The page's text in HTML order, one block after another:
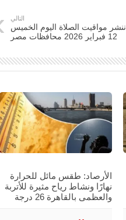
التالي
ننشر مواقيت الصلاة اليوم الخميس
12 فبراير 2026 محافظات مصر
الأرصاد: طقس مائل للحرارة
نهارًا ونشاط رياح مثيرة للأتربة
والعظمى بالقاهرة 26 درجة